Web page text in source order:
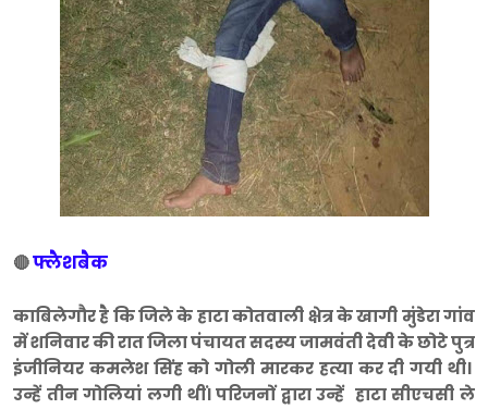
🔴फ्लैशबैक
काबिलेगौर है कि जिले के हाटा कोतवाली क्षेत्र के खागी मुंडेरा गांव
में शनिवार की रात जिला पंचायत सदस्य जामवंती देवी के छोटे पुत्र
इंजीनियर कमलेश सिंह को गोली मारकर हत्या कर दी गयी थी।
उन्हें तीन गोलियां लगी थीं। परिजनों द्वारा उन्हें हाटा सीएचसी ले